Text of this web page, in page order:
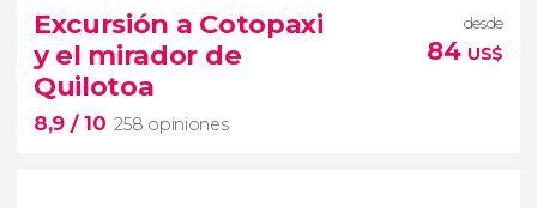
114 opiniones
magia de la línea ecuatorial
or la Mitad
del Mundo e Intiñan
Excursión a Cotopaxi
y el mirador de
Quilotoa
8,9 / 10 258 opiniones
desde
84 US$